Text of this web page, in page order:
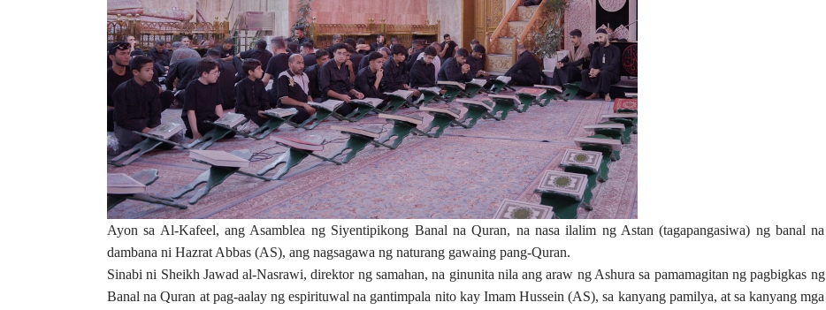
Ayon sa Al-Kafeel, ang Asamblea ng Siyentipikong Banal na Quran, na nasa ilalim ng Astan (tagapangasiwa) ng banal na
dambana ni Hazrat Abbas (AS), ang nagsagawa ng naturang gawaing pang-Quran.
Sinabi ni Sheikh Jawad al-Nasrawi, direktor ng samahan, na ginunita nila ang araw ng Ashura sa pamamagitan ng pagbigkas ng
Banal na Quran at pag-aalay ng espirituwal na gantimpala nito kay Imam Hussein (AS), sa kanyang pamilya, at sa kanyang mga